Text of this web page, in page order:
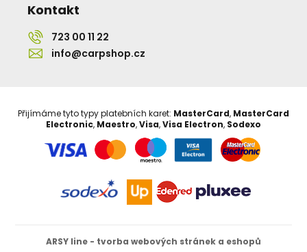
Kontakt
723 00 11 22
info@carpshop.cz
Přijímáme tyto typy platebních karet: MasterCard, MasterCard
Electronic, Maestro,Visa,Visa Electron, Sodexo
ARSY line - tvorba webových stránek a eshopů